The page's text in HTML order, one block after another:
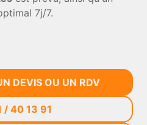
7j/7.
DEVIS OU UN RDV
/ 40 13 91